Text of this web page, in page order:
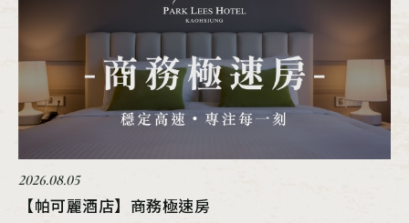
2026.08.05
【帕可麗酒店】商務極速房